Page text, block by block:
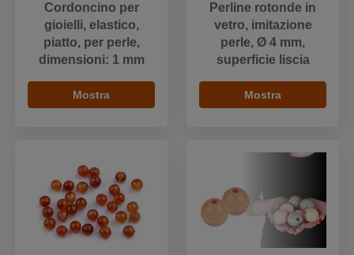
Cordoncino per
gioielli, elastico,
piatto, per perle,
dimensioni: 1 mm
Mostra
Perline rotonde in
vetro, imitazione
perle, Ø 4 mm,
superficie liscia
Mostra